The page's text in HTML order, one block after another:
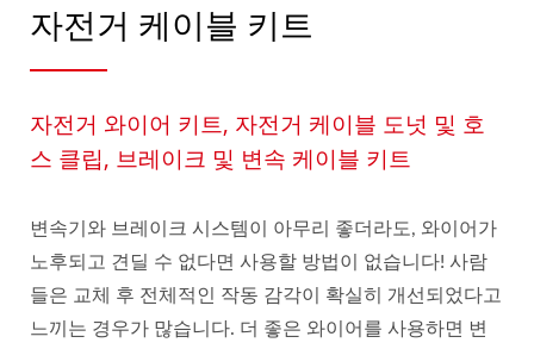
자전거 케이블 키트
자전거 와이어 키트, 자전거 케이블 도넛 및 호
스 클립, 브레이크 및 변속 케이블 키트
변속기와 브레이크 시스템이 아무리 좋더라도, 와이어가
노후되고 견딜 수 없다면 사용할 방법이 없습니다! 사람
들은 교체 후 전체적인 작동 감각이 확실히 개선되었다고
느끼는 경우가 많습니다. 더 좋은 와이어를 사용하면 변